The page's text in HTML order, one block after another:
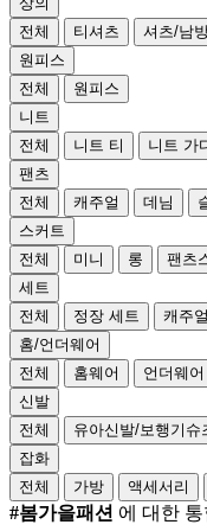
전체
티셔츠 셔츠/남
원피스
전체
원피스
니트
전체
니트 티 니트 가
팬츠
전체
캐주얼 데님
스커트
전체
미니 롱
팬츠
세트
전체
정장 세트
캐주
홈/언더웨어
전체
홈웨어
언더웨어
신발
전체
유아신발/보행기슈
잡화
전체
가방 액세서리
#봄가을패션 에 대한